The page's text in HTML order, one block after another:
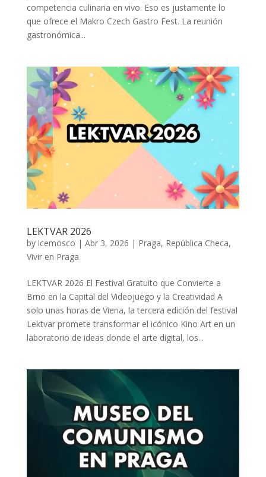
competencia culinaria en vivo. Eso es justamente lo
que ofrece el Makro Czech Gastro Fest. La reunión
gastronómica...
LEKTVAR 2026
by icemosco | Abr 3, 2026 | Praga, República Checa,
Vivir en Praga
LEKTVAR 2026 El Festival Gratuito que Convierte a
Brno en la Capital del Videojuego y la Creatividad A
solo unas horas de Viena, la tercera edición del festival
Lektvar promete transformar el icónico Kino Art en un
laboratorio de ideas donde el arte digital, los...